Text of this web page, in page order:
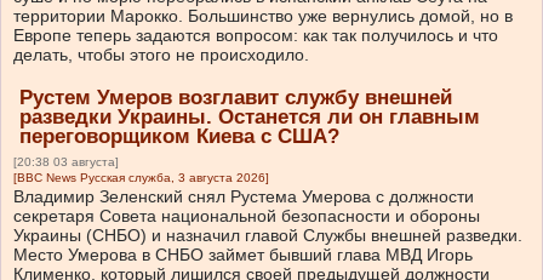
территории Марокко. Большинство уже вернулись домой, но в
Европе теперь задаются вопросом: как так получилось и что
делать, чтобы этого не происходило.
Рустем Умеров возглавит службу внешней
разведки Украины. Останется ли он главным
переговорщиком Киева с США?
[20:38 03 августа]
[BBC News Русская служба, 3 августа 2026]
Владимир Зеленский снял Рустема Умерова с должности
секретаря Совета национальной безопасности и обороны
Украины (СНБО) и назначил главой Службы внешней разведки.
Место Умерова в СНБО займет бывший глава МВД Игорь
Клименко, который лишился своей предыдущей должности